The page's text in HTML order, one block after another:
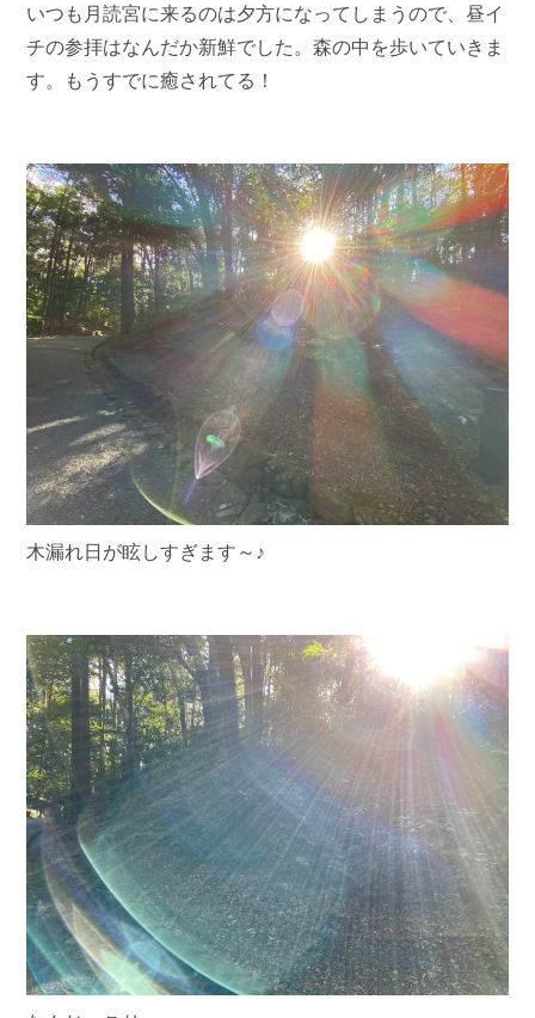
いつも月読宮に来るのは夕方になってしまうので、昼イ
チの参拝はなんだか新鮮でした。森の中を歩いていきま
す。もうすでに癒されてる！
木漏れ日が眩しすぎます～♪